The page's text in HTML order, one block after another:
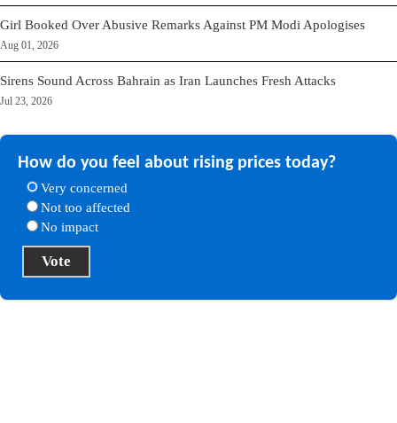
Girl Booked Over Abusive Remarks Against PM Modi Apologises
Aug 01, 2026
Sirens Sound Across Bahrain as Iran Launches Fresh Attacks
Jul 23, 2026
How do you feel about rising prices today?
Very concerned
Not too affected
No impact